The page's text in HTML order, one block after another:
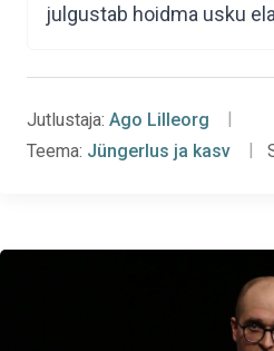
julgustab hoidma usku
Jutlustaja: Ago Lilleorg
Teema: Jüngerlus ja kasv